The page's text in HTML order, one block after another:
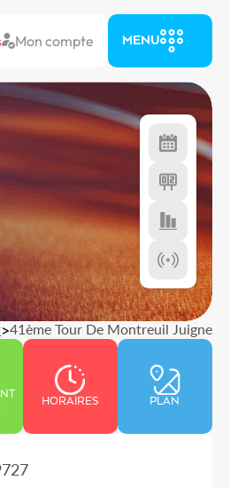
Mon compte MENU
>41ème Tour De Montreuil Juigne
HORAIRES PLAN